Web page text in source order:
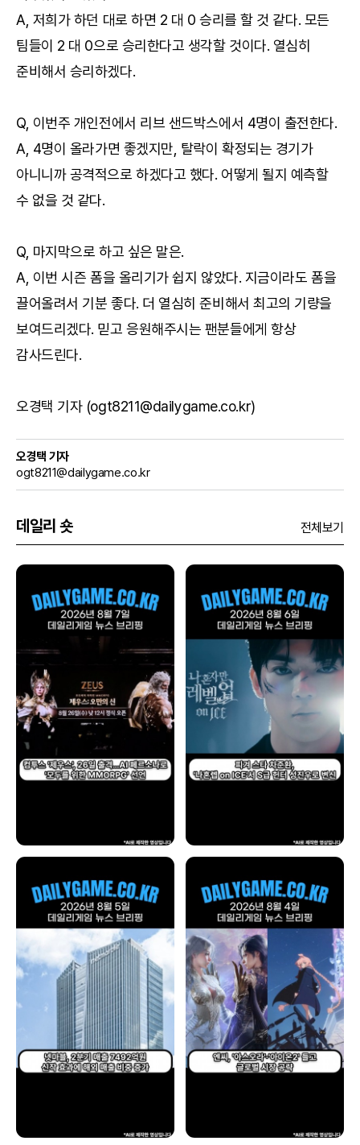
A, 저희가 하던 대로 하면 2 대 0 승리를 할 것 같다. 모든
팀들이 2 대 0으로 승리한다고 생각할 것이다. 열심히
준비해서 승리하겠다.
Q, 이번주 개인전에서 리브 샌드박스에서 4명이 출전한다.
A, 4명이 올라가면 좋겠지만, 탈락이 확정되는 경기가
아니니까 공격적으로 하겠다고 했다. 어떻게 될지 예측할
수 없을 것 같다.
Q, 마지막으로 하고 싶은 말은.
A, 이번 시즌 폼을 올리기가 쉽지 않았다. 지금이라도 폼을
끌어올려서 기분 좋다. 더 열심히 준비해서 최고의 기량을
보여드리겠다. 믿고 응원해주시는 팬분들에게 항상
감사드린다.
오경택 기자 (ogt8211@dailygame.co.kr)
오경택 기자
ogt8211@dailygame.co.kr
데일리 숏 전체보기